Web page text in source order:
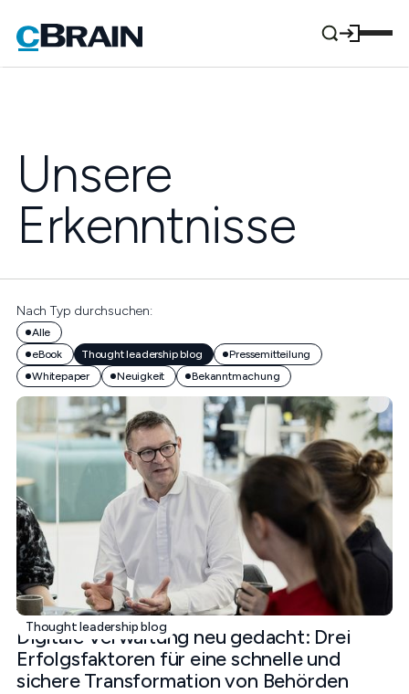
Unsere
Erkenntnisse
Nach Typ durchsuchen:
Alle
eBook
Thought leadership blog
Pressemitteilung
Whitepaper
Neuigkeit Bekanntmachung
Thought leadership blog
January 19, 2026
Digitale Verwaltung neu gedacht: Drei
Erfolgsfaktoren für eine schnelle und
sichere Transformation von Behörden